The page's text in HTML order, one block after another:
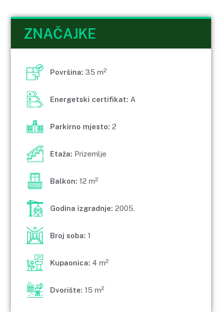
ZNAČAJKE
Površina:35 m2
Energetski certifikat: A
Parkirno mjesto: 2
Etaža: Prizemlje
Balkon: 12 m2
Godina izgradnje: 2005.
Broj soba: 1
Kupaonica: 4 m2
Dvorište: 15 m2